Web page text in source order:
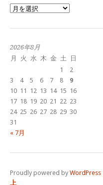
過
2026年8月
月
火 水 木 金 土
日
1
2
3
4 5 6 7 8
9
10 11 12 13 14 15 16
17 18 19 20 21 22 23
24 25 26 27 28 29 30
31
« 7月
Proudly powered by WordPress
上